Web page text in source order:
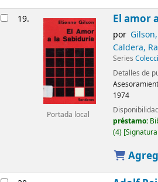
19.
Portada local
El amor
por
Caldera,
Series
Detalles de
1974
préstamo:
(4)